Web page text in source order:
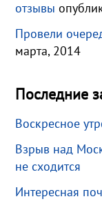
отзывы
Провели
марта, 2014
Последние
Воскресное
Взрыв над
не сходится
Интересная